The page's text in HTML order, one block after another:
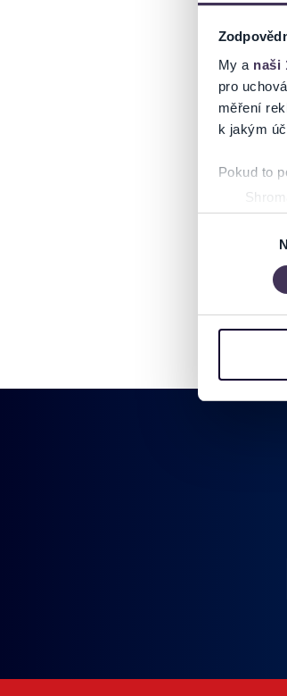
My a naši
pro
měření
k jakým
Pokud to
Zjistěte
můžete
informace
osobní
Jaké
Zadajte svoju e-mailovú adresu, na